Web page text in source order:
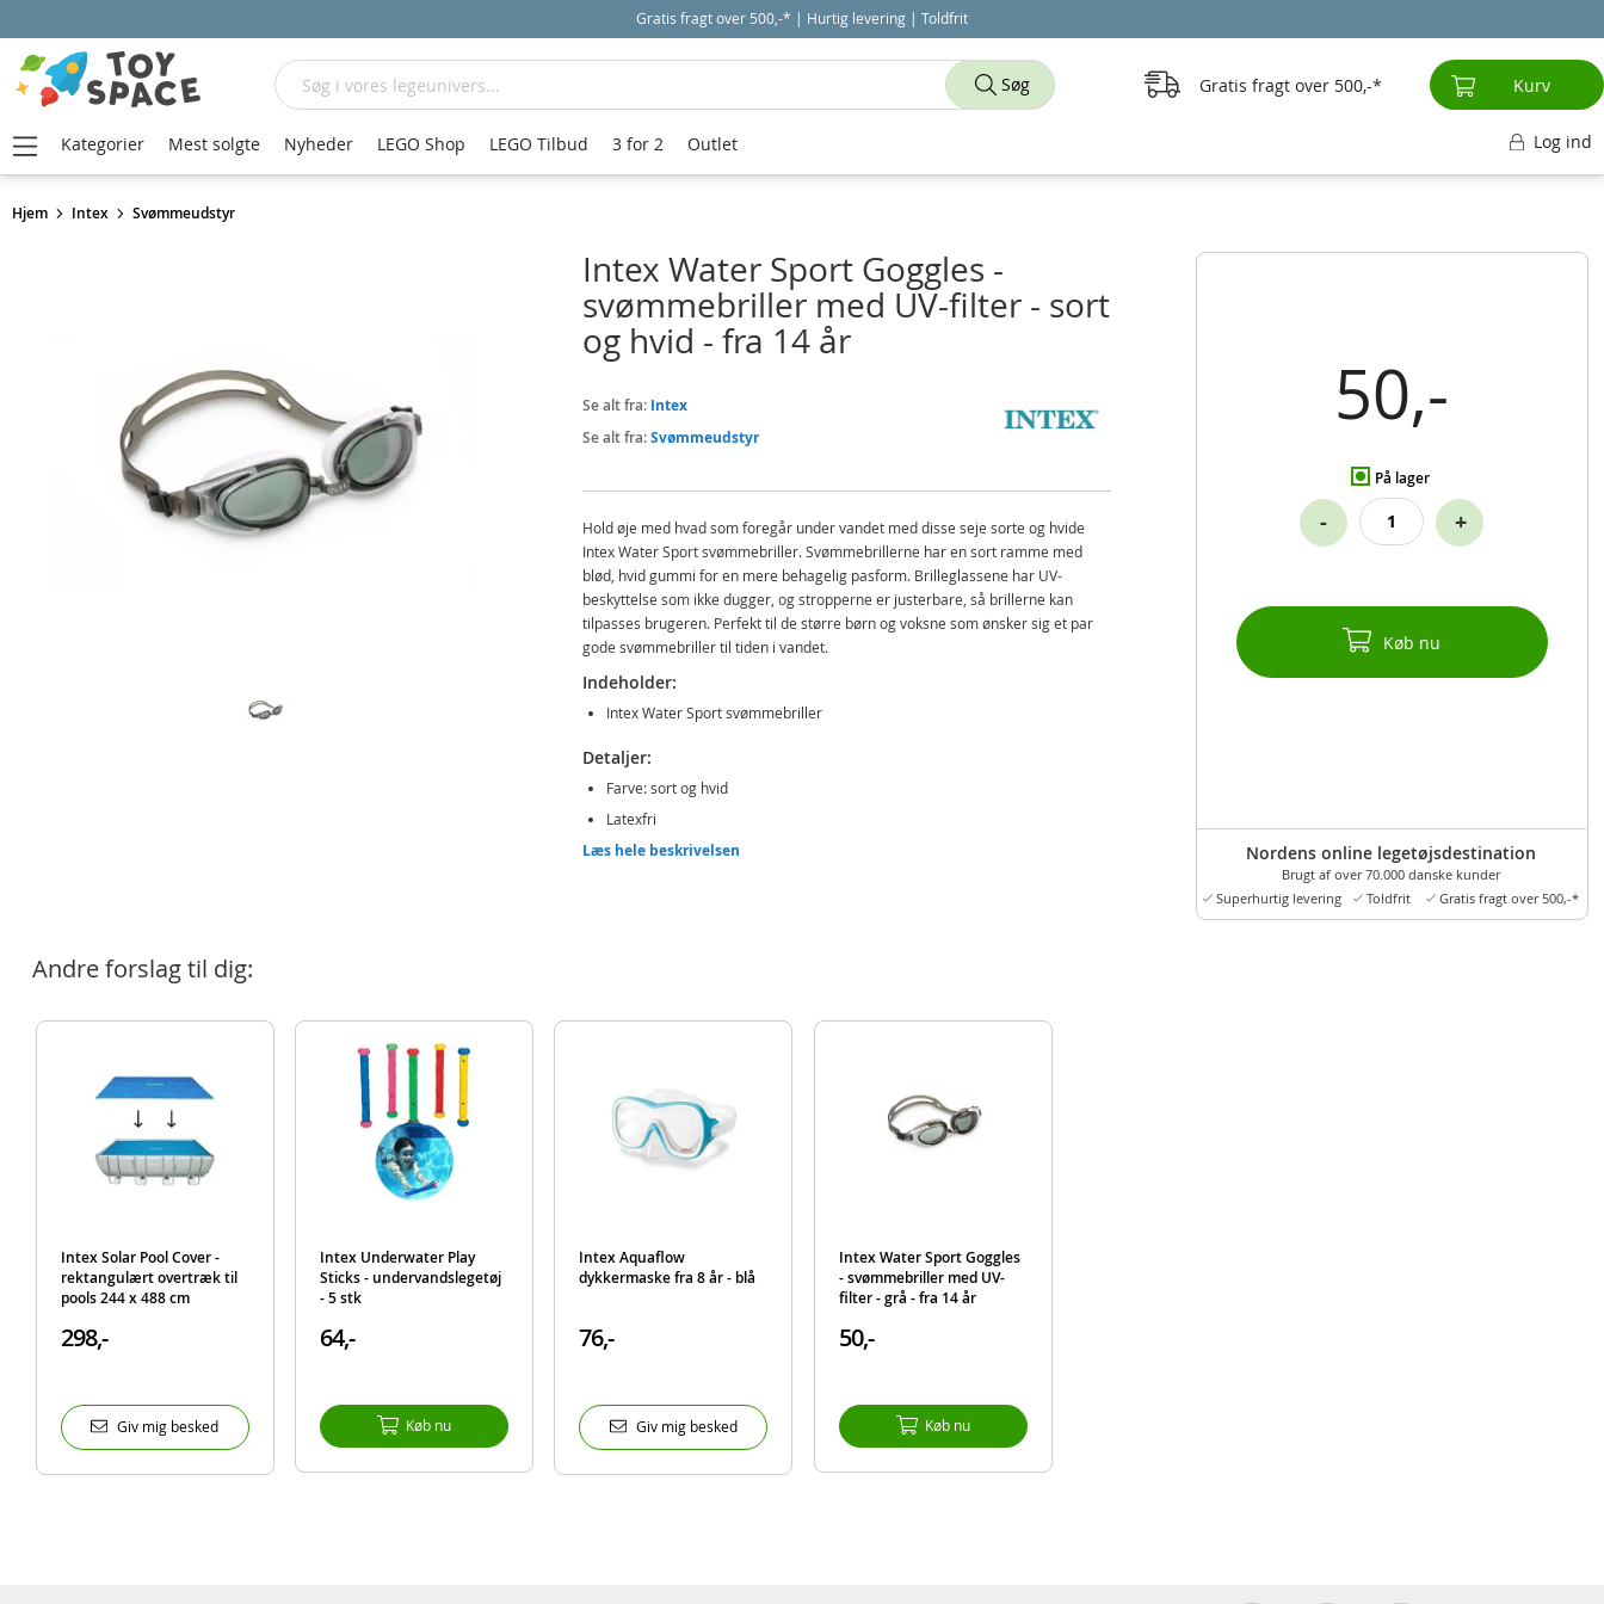
Gratis fragt over 500,-* | Hurtig levering | Toldfrit
Hjem Intex Svømmeudstyr
50,-
På lager
- +
Køb nu
Nordens online legetøjsdestination
Brugt af over 70.000 danske kunder
Superhurtig levering
Toldfrit Gratis fragt over 500,-*
Intex Water Sport Goggles -
svømmebriller med UV-filter - sort
og hvid - fra 14 år
Se alt fra: Intex
Se alt fra:Svømmeudstyr
Hold øje med hvad som foregår under vandet med disse seje sorte og hvide
Intex Water Sport svømmebriller. Svømmebrillerne har en sort ramme med
blød, hvid gummi for en mere behagelig pasform. Brilleglassene har UV-
beskyttelse som ikke dugger, og stropperne er justerbare, så brillerne kan
tilpasses brugeren. Perfekt til de større børn og voksne som ønsker sig et par
gode svømmebriller til tiden i vandet.
Indeholder:
Intex Water Sport svømmebriller
Detaljer:
Farve: sort og hvid
Latexfri
Uv-filter og dugfrie glas
Mærke Intex
Læs hele beskrivelsen
Andre forslag til dig:
Intex Solar Pool Cover -
rektangulært overtræk til
pools 244 x 488 cm
298,-
Giv mig besked
Intex Underwater Play
Sticks - undervandslegetøj
- 5 stk
64,-
Køb nu
Intex Aquaflow
dykkermaske fra 8 år - blå
76,-
Giv mig besked
Intex Water Sport Goggles
- svømmebriller med UV-
filter - grå - fra 14 år
50,-
Køb nu
Søg
Søg Gratis fragt over 500,- Kurv
Kategorier Mest solgte Nyheder LEGO Shop LEGO Tilbud 3 for 2 Outlet Log ind